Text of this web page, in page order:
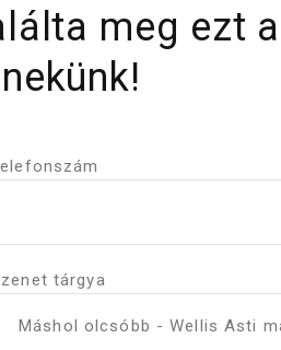
meg ezt a
tárgya